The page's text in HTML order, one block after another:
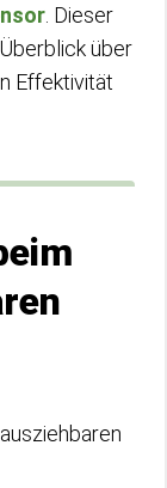
. Dieser
über
Effektivität